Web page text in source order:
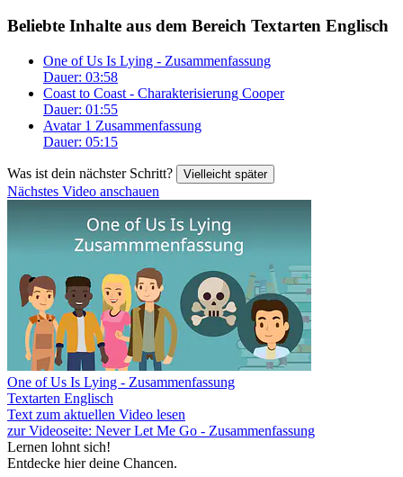
Beliebte Inhalte aus dem Bereich Textarten Englisch
One of Us Is Lying - Zusammenfassung
Dauer: 03:58
Coast to Coast - Charakterisierung Cooper
Dauer: 01:55
Avatar 1 Zusammenfassung
Dauer: 05:15
Was ist dein nächster Schritt? Vielleicht später
Nächstes Video anschauen
One of Us Is Lying - Zusammenfassung
Textarten Englisch
Text zum aktuellen Video lesen
zur Videoseite: Never Let Me Go - Zusammenfassung
Lernen lohnt sich!
Entdecke hier deine Chancen.